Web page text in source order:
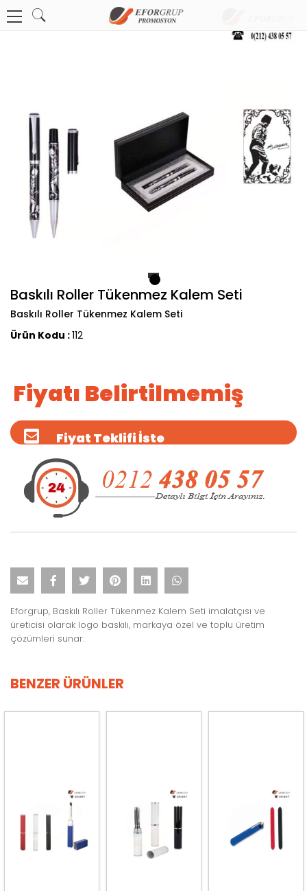
Baskılı Roller Tükenmez Kalem Seti
Baskılı Roller Tükenmez Kalem Seti
Ürün Kodu :112
Fiyatı Belirtilmemiş
Fiyat Teklifi İste
Eforgrup, Baskılı Roller Tükenmez Kalem Seti imalatçısı ve
üreticisi olarak logo baskılı, markaya özel ve toplu üretim
çözümleri sunar.
BENZER ÜRÜNLER